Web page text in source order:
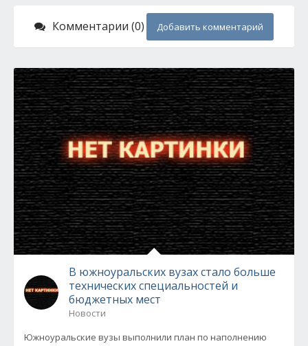
Комментарии (0) Добавить комментарий
В южноуральских вузах стало больше
технических специальностей и
бюджетных мест
Новости
Южноуральские вузы выполнили план по наполнению